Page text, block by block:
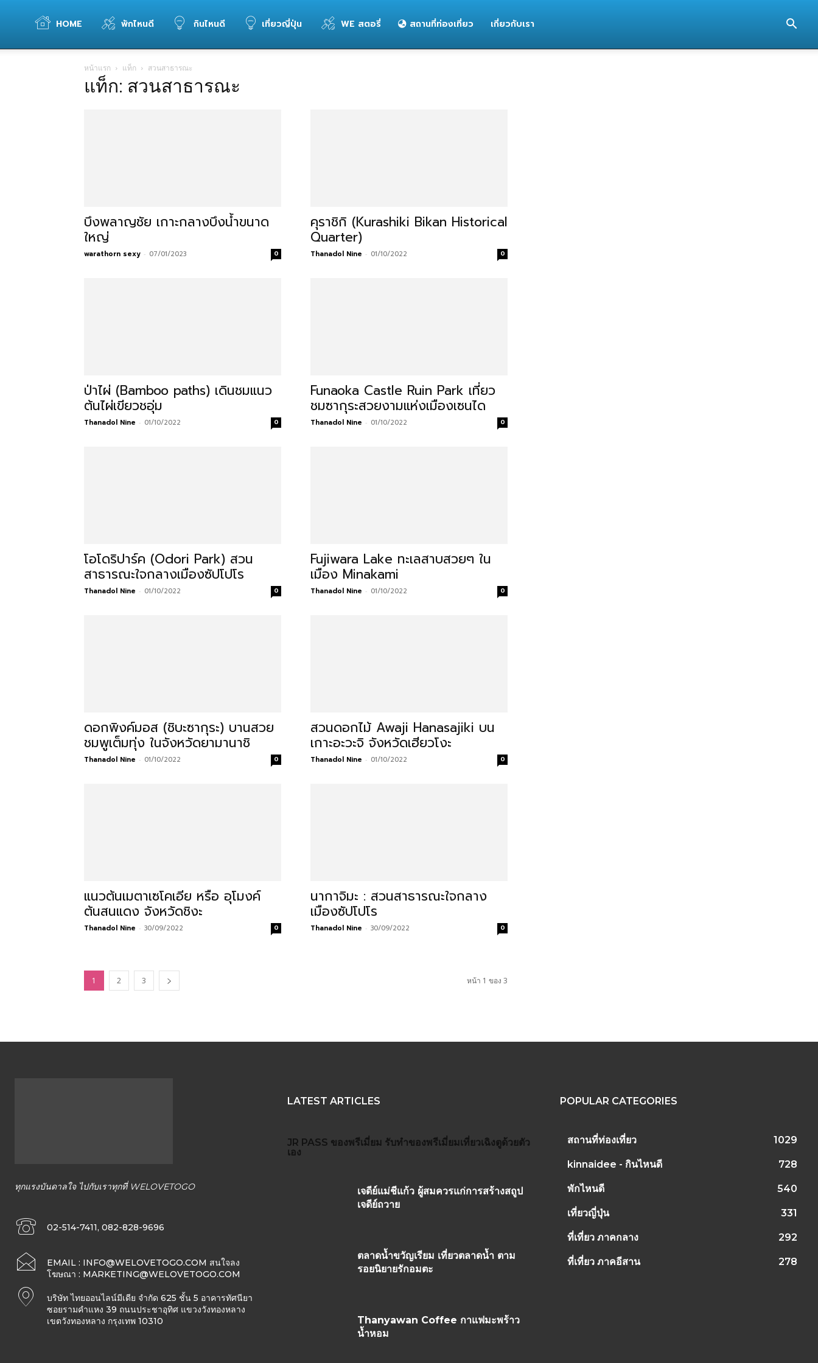
WELOVETOGO
เอง
ประเทศไทย
ต่าง
HOME พักไหนดี กินไหนดี เที่ยวญี่ปุ่น WE สตอรี่ สถานที่ท่องเที่ยว เกี่ยวกับเรา
หน้าแรก แท็ก สวนสาธารณะ
แท็ก: สวนสาธารณะ
บึงพลาญชัย เกาะกลางบึงน้ำขนาด
ใหญ่
warathorn sexy - 07/01/2023 0
คุราชิกิ (Kurashiki Bikan Historical
Quarter)
Thanadol Nine - 01/10/2022 0
ป่าไผ่ (Bamboo paths) เดินชมแนว
ต้นไผ่เขียวชอุ่ม
Thanadol Nine - 01/10/2022 0
Funaoka Castle Ruin Park เที่ยว
ชมซากุระสวยงามแห่งเมืองเซนได
Thanadol Nine - 01/10/2022 0
โอโดริปาร์ค (Odori Park) สวน
สาธารณะใจกลางเมืองซัปโปโร
Thanadol Nine - 01/10/2022 0
Fujiwara Lake ทะเลสาบสวยๆ ใน
เมือง Minakami
Thanadol Nine - 01/10/2022 0
ดอกพิงค์มอส (ชิบะซากุระ) บานสวย
ชมพูเต็มทุ่ง ในจังหวัดยามานาชิ
Thanadol Nine - 01/10/2022 0
สวนดอกไม้ Awaji Hanasajiki บน
เกาะอะวะจิ จังหวัดเฮียวโงะ
Thanadol Nine - 01/10/2022 0
แนวต้นเมตาเซโคเอีย หรือ อุโมงค์
ต้นสนแดง จังหวัดชิงะ
Thanadol Nine - 30/09/2022 0
นากาจิมะ : สวนสาธารณะใจกลาง
เมืองซัปโปโร
Thanadol Nine - 30/09/2022 0
1 2 3 หน้า 1 ของ 3
ทุกแรงบันดาลใจ ไปกับเราทุกที่ WELOVETOGO
02-514-7411, 082-828-9696
EMAIL : INFO@WELOVETOGO.COM สนใจลง
โฆษณา : MARKETING@WELOVETOGO.COM
บริษัท ไทยออนไลน์มีเดีย จำกัด 625 ชั้น 5 อาคารทัศนียา
ซอยรามคำแหง 39 ถนนประชาอุทิศ แขวงวังทองหลาง
เขตวังทองหลาง กรุงเทพ 10310
LATEST ARTICLES
JR PASS ของพรีเมี่ยม รับทำของพรีเมี่ยมเที่ยวเฉิงตูด้วยตัว
เอง
เจดีย์แม่ชีแก้ว ผู้สมควรแก่การสร้างสถูป
เจดีย์ถวาย
ตลาดน้ำขวัญเรียม เที่ยวตลาดน้ำ ตาม
รอยนิยายรักอมตะ
Thanyawan Coffee กาแฟมะพร้าว
น้ำหอม
POPULAR CATEGORIES
สถานที่ท่องเที่ยว 1029
kinnaidee - กินไหนดี 728
พักไหนดี 540
เที่ยวญี่ปุ่น 331
ที่เที่ยว ภาคกลาง 292
ที่เที่ยว ภาคอีสาน 278